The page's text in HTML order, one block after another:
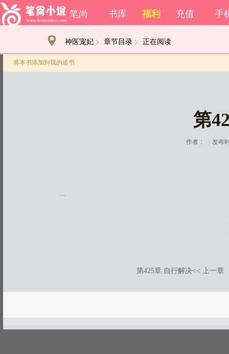
笔尚 书库 福利 充值 手
神医宠妃 章节目录 正在阅读
将本书添加到我的追书
第
作者： 发布
...
第425章 自行解决<< 上一章